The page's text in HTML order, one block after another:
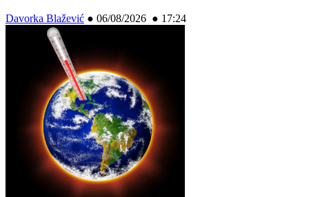
Davorka Blažević ● 06/08/2026 ● 17:24